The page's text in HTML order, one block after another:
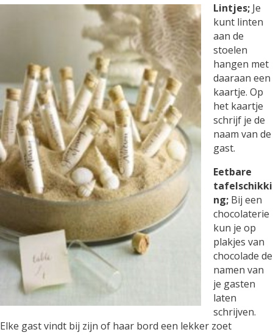
Lintjes; Je
kunt linten
aan de
stoelen
hangen met
daaraan een
kaartje. Op
het kaartje
schrijf je de
naam van de
gast.
Eetbare
tafelschikki
ng; Bij een
chocolaterie
kun je op
plakjes van
chocolade de
namen van
je gasten
laten
schrijven.
Elke gast vindt bij zijn of haar bord een lekker zoet